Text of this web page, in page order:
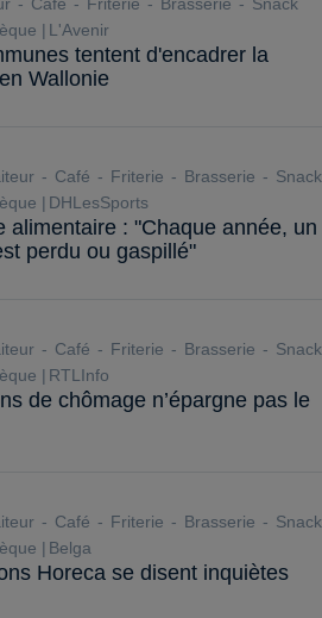
L'Avenir
tentent d'encadrer la
Wallonie
Café Friterie Brasserie
Snack
DHLesSports
alimentaire : "Chaque année, un
perdu ou gaspillé"
Café Friterie Brasserie
Snack
RTLInfo
de chômage n’épargne pas le
Café Friterie Brasserie
Snack
Belga
Horeca se disent inquiètes